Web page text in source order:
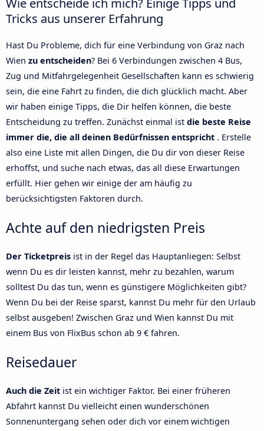
Tricks aus unserer Erfahrung
Hast Du Probleme, dich für eine Verbindung von Graz nach
Wien zu entscheiden? Bei 6 Verbindungen zwischen 4 Bus,
Zug und Mitfahrgelegenheit Gesellschaften kann es schwierig
sein, die eine Fahrt zu finden, die dich glücklich macht. Aber
wir haben einige Tipps, die Dir helfen können, die beste
Entscheidung zu treffen. Zunächst einmal ist die beste Reise
immer die, die all deinen Bedürfnissen entspricht . Erstelle
also eine Liste mit allen Dingen, die Du dir von dieser Reise
erhoffst, und suche nach etwas, das all diese Erwartungen
erfüllt. Hier gehen wir einige der am häufig zu
berücksichtigsten Faktoren durch.
Achte auf den niedrigsten Preis
Der Ticketpreis ist in der Regel das Hauptanliegen: Selbst
wenn Du es dir leisten kannst, mehr zu bezahlen, warum
solltest Du das tun, wenn es günstigere Möglichkeiten gibt?
Wenn Du bei der Reise sparst, kannst Du mehr für den Urlaub
selbst ausgeben! Zwischen Graz und Wien kannst Du mit
einem Bus von FlixBus schon ab 9 € fahren.
Reisedauer
Auch die Zeit ist ein wichtiger Faktor. Bei einer früheren
Abfahrt kannst Du vielleicht einen wunderschönen
Sonnenuntergang sehen oder dich vor einem wichtigen